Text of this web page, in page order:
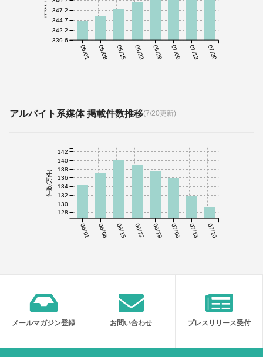
06/01 06/08 06/15 06/22 06/29 07/06 07/13 07/20
339.6
342.2
344.7
347.2
アルバイト系媒体 掲載件数推移(7/20更新)
06/01 06/08 06/15 06/22 06/29 07/06 07/13 07/20
件数(万件)
128
130
132
134
136
138
140
142
メールマガジン登録 お問い合わせ プレスリリース受付